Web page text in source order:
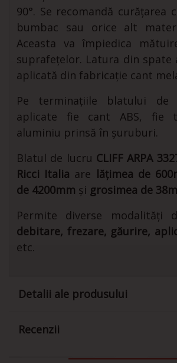
90°. Se recomandă curățarea
bumbac sau orice alt
Aceasta va împiedica
suprafețelor. Latura din spate
aplicată din fabricație cant
Pe terminațiile blatului
aplicate fie cant ABS, fie
aluminiu prinsă în șuruburi.
Blatul de lucru CLIFF ARPA
Ricci Italia are lățimea de
de 4200mm și grosimea de
Permite diverse modalități
debitare, frezare, găurire,
etc.
Detalii ale produsului
Recenzii